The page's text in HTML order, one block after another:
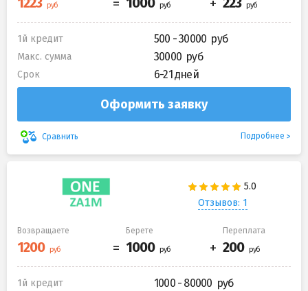
1й кредит 500 - 30000
Макс. сумма 30000
Срок 6-21 дней
Оформить заявку
Сравнить Подробнее
Отзывов: 1
Возвращаете Берете Переплата
1й кредит 1000 - 80000